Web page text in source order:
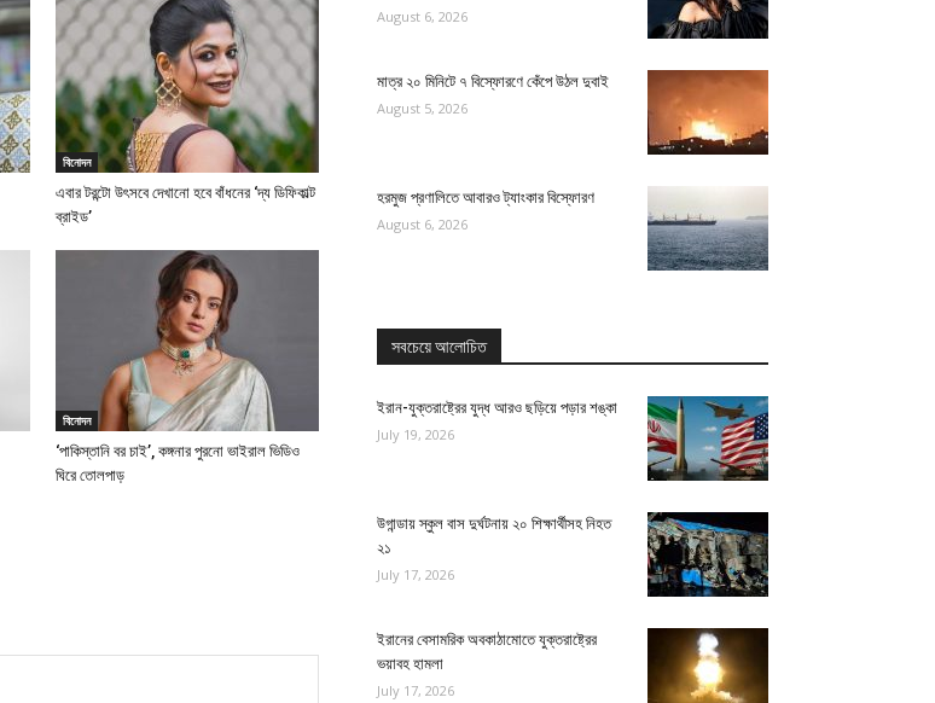
বিনোদন
এবার টরন্টো উৎসবে দেখানো হবে বাঁধনের ‘দ্য ডিফিকাল্ট
ব্রাইড’
বিনোদন
‘পাকিস্তানি বর চাই’, কঙ্গনার পুরনো ভাইরাল ভিডিও
ঘিরে তোলপাড়
August 6, 2026
মাত্র ২০ মিনিটে ৭ বিস্ফোরণে কেঁপে উঠল দুবাই
August 5, 2026
হরমুজ প্রণালিতে আবারও ট্যাংকার বিস্ফোরণ
August 6, 2026
সবচেয়ে আলোচিত
ইরান-যুক্তরাষ্ট্রের যুদ্ধ আরও ছড়িয়ে পড়ার শঙ্কা
July 19, 2026
উগান্ডায় স্কুল বাস দুর্ঘটনায় ২০ শিক্ষার্থীসহ নিহত
২১
July 17, 2026
ইরানের বেসামরিক অবকাঠামোতে যুক্তরাষ্ট্রের
ভয়াবহ হামলা
July 17, 2026